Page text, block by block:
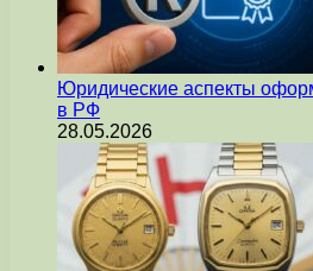
Юридические аспекты
в РФ
28.05.2026